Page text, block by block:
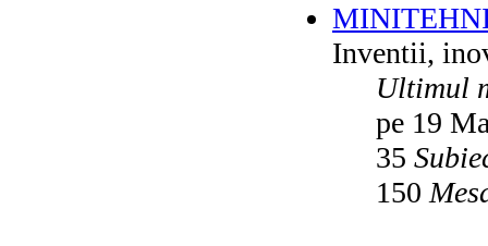
Inventii,
Ultimul
pe 19
35
150